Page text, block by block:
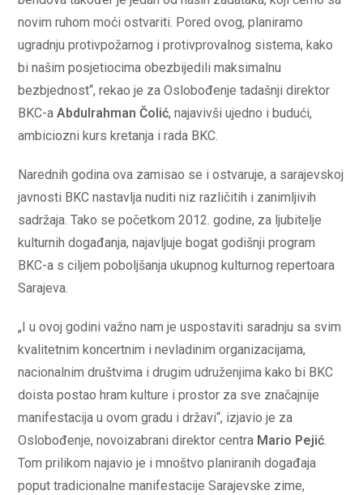
novim ruhom moći ostvariti. Pored ovog, planiramo
ugradnju protivpožarnog i protivprovalnog sistema, kako
bi našim posjetiocima obezbijedili maksimalnu
bezbjednost“, rekao je za Oslobođenje tadašnji direktor
BKC-aAbdulrahman Čolić, najavivši ujedno i budući,
ambiciozni kurs kretanja i rada BKC.
Narednih godina ova zamisao se i ostvaruje, a sarajevskoj
javnosti BKC nastavlja nuditi niz različitih i zanimljivih
sadržaja. Tako se početkom 2012. godine, za ljubitelje
kulturnih događanja, najavljuje bogat godišnji program
BKC-a s ciljem poboljšanja ukupnog kulturnog repertoara
Sarajeva.
„I u ovoj godini važno nam je uspostaviti saradnju sa svim
kvalitetnim koncertnim i nevladinim organizacijama,
nacionalnim društvima i drugim udruženjima kako bi BKC
doista postao hram kulture i prostor za sve značajnije
manifestacija u ovom gradu i državi“, izjavio je za
Oslobođenje, novoizabrani direktor centra Mario Pejić
Tom prilikom najavio je i mnoštvo planiranih događaja
poput tradicionalne manifestacije Sarajevske zime,